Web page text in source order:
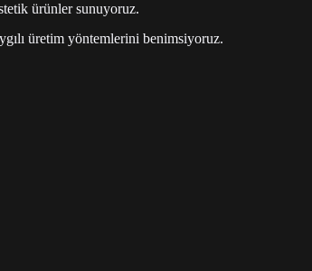
ürünler sunuyoruz.
üretim yöntemlerini benimsiyoruz.